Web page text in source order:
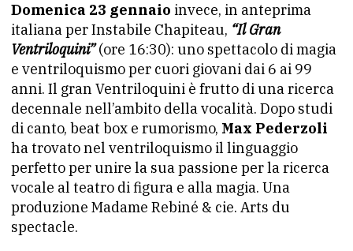
Domenica 23 gennaio invece, in anteprima
italiana per Instabile Chapiteau, “Il Gran
Ventriloquini”(ore 16:30): uno spettacolo di magia
e ventriloquismo per cuori giovani dai 6 ai 99
anni. Il gran Ventriloquini è frutto di una ricerca
decennale nell’ambito della vocalità. Dopo studi
di canto, beat box e rumorismo, Max Pederzoli
ha trovato nel ventriloquismo il linguaggio
perfetto per unire la sua passione per la ricerca
vocale al teatro di figura e alla magia. Una
produzione Madame Rebiné & cie. Arts du
spectacle.